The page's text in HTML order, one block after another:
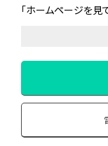
「ホームページを見